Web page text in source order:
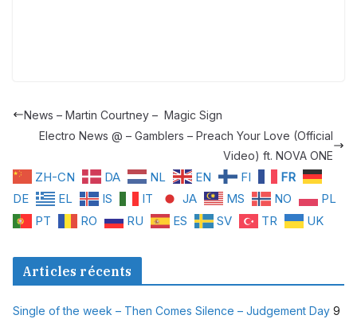
News – Martin Courtney – Magic Sign
Electro News @ – Gamblers – Preach Your Love (Official
Video) ft. NOVA ONE
ZH-CN DA NL EN FI
FR
DE
EL IS IT JA MS NO
PL
PT
RO RU ES SV TR UK
Articles récents
Single of the week – Then Comes Silence – Judgement Day 9